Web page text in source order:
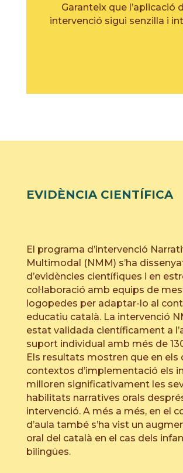
Garanteix que l’aplicació
intervenció sigui senzilla i
EVIDÈNCIA CIENTÍFICA
El programa d’intervenció
Multimodal (NMM) s’ha
d’evidències científiques i en
col·laboració amb equips de
logopedes per adaptar-lo al
educatiu català. La intervenció
estat validada científicament a
suport individual amb més de
Els resultats mostren que en els
contextos d’implementació els
milloren significativament les
habilitats narratives orals
intervenció. A més a més, en el
d’aula també s’ha vist un
oral del català en el cas dels
bilingües.